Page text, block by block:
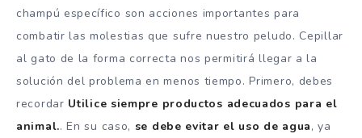
champú específico son acciones importantes para
combatir las molestias que sufre nuestro peludo. Cepillar
al gato de la forma correcta nos permitirá llegar a la
solución del problema en menos tiempo. Primero, debes
recordar Utilice siempre productos adecuados para el
animal.. En su caso, se debe evitar el uso de agua, ya